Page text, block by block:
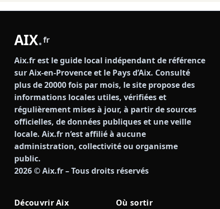
AIX.fr
Aix.fr est le guide local indépendant de référence
sur Aix-en-Provence et le Pays d’Aix. Consulté
plus de 20000 fois par mois, le site propose des
informations locales utiles, vérifiées et
régulièrement mises à jour, à partir de sources
officielles, de données publiques et une veille
locale. Aix.fr n’est affilié à aucune
administration, collectivité ou organisme
public.
2026© Aix.fr – Tous droits réservés
Découvrir Aix
Où sortir